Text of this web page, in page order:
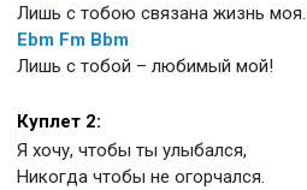
Лишь с тобою связана жизнь моя.
Ebm Fm Bbm
Лишь с тобой – любимый мой!
Куплет 2:
Я хочу, чтобы ты улыбался,
Никогда чтобы не огорчался.